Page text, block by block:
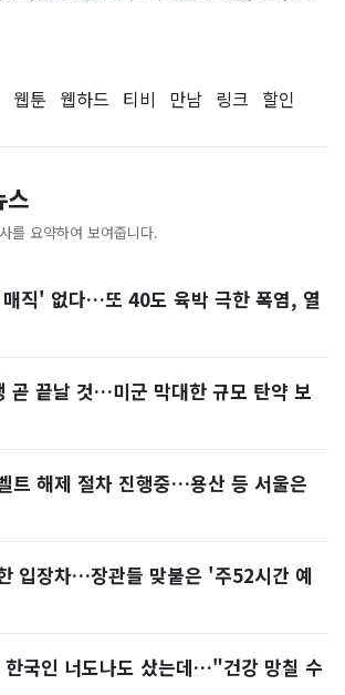
웹툰 웹하드 티비 만남 링크 할인
스
를 요약하여 보여줍니다.
직' 없다…또 40도 육박 극한 폭염, 열
곧 끝날 것…미군 막대한 규모 탄약 보
트 해제 절차 진행중…용산 등 서울은
입장차…장관들 맞붙은 '주52시간 예
국인 너도나도 샀는데…"건강 망칠 수